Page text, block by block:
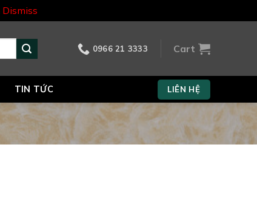
Dismiss
0966 21 3333 Cart
TIN TỨC LIÊN HỆ